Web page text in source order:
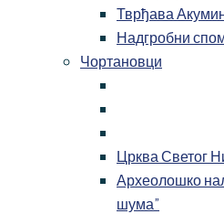
Тврђава
Надгробни
Чортановци
Црква Светог
Археолошко
шума”